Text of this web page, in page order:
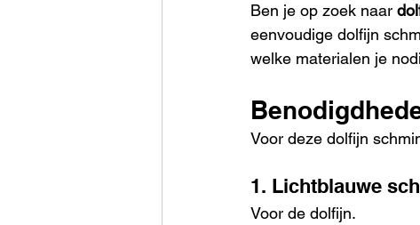
Ben je op zoek naar
eenvoudige dolfijn
welke materialen je
Voor deze dolfijn
1. Lichtblauwe
Voor de dolfijn.